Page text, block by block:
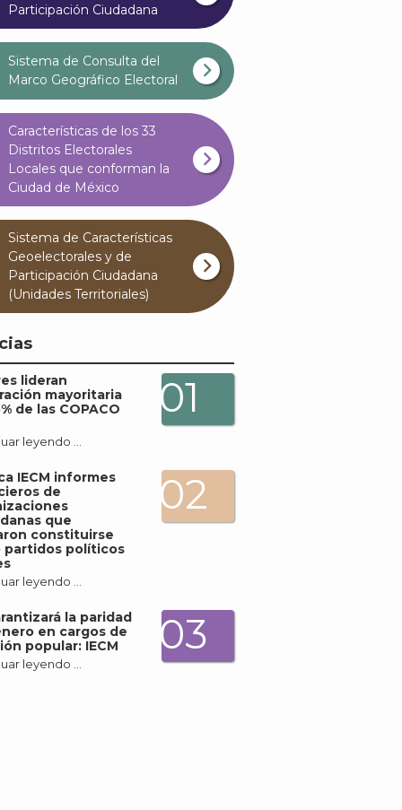
Participación Ciudadana
Sistema de Consulta del
Marco Geográfico Electoral
Características de los 33
Distritos Electorales
Locales que conforman la
Ciudad de México
Sistema de Características
Geoelectorales y de
Participación Ciudadana
(Unidades Territoriales)
lideran
mayoritaria
de las COPACO
leyendo …
01
IECM informes
de
que
constituirse
partidos políticos
leyendo …
02
la paridad
en cargos de
popular: IECM
leyendo …
03